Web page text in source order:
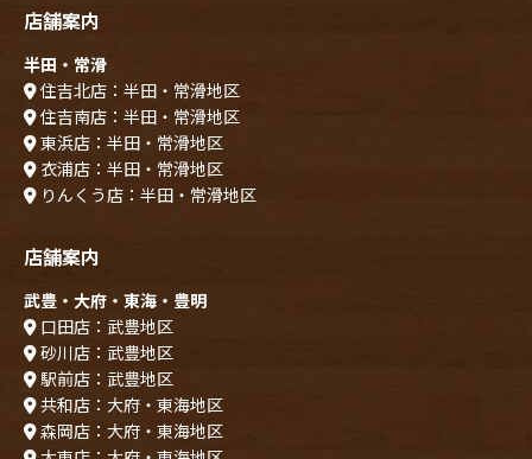
店舗案内
半田・常滑
住吉北店：半田・常滑地区
住吉南店：半田・常滑地区
東浜店：半田・常滑地区
衣浦店：半田・常滑地区
りんくう店：半田・常滑地区
店舗案内
武豊・大府・東海・豊明
口田店：武豊地区
砂川店：武豊地区
駅前店：武豊地区
共和店：大府・東海地区
森岡店：大府・東海地区